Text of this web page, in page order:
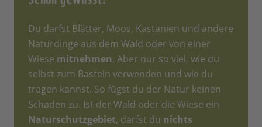
Du darfst Blätter, Moos, Kastanien und andere
Naturdinge aus dem Wald oder von einer
Wiese mitnehmen. Aber nur so viel, wie du
selbst zum Basteln verwenden und wie du
tragen kannst. So fügst du der Natur keinen
Schaden zu. Ist der Wald oder die Wiese ein
Naturschutzgebiet, darfst du nichts